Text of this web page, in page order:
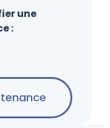
une
: